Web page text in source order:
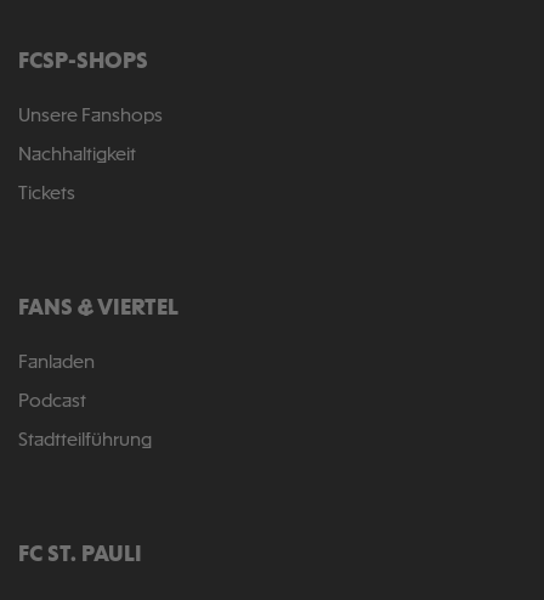
FCSP-SHOPS
Unsere Fanshops
Nachhaltigkeit
Tickets
FANS & VIERTEL
Fanladen
Podcast
Stadtteilführung
FC ST. PAULI